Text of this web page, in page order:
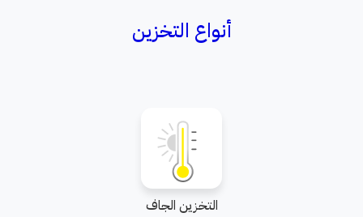
أنواع التخزين
التخزين الجاف